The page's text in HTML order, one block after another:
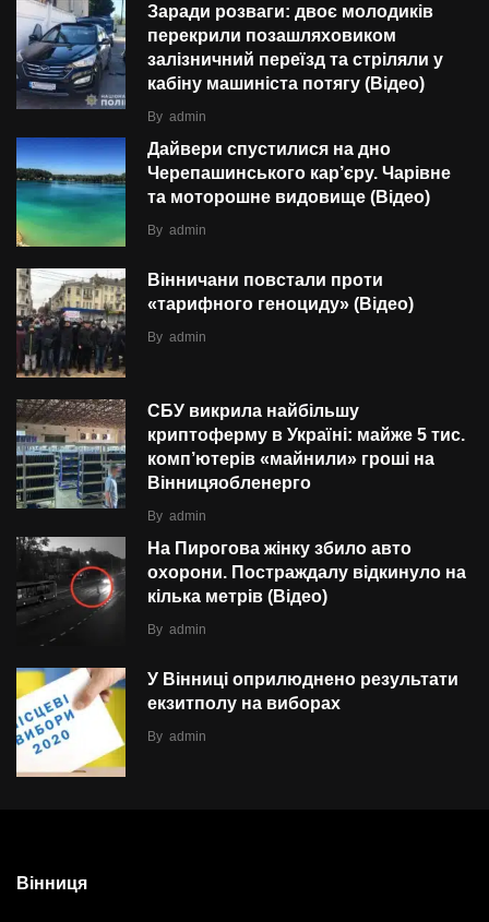
Заради розваги: двоє молодиків
перекрили позашляховиком
залізничний переїзд та стріляли у
кабіну машиніста потягу (Відео)
By admin
Дайвери спустилися на дно
Черепашинського кар’єру. Чарівне
та моторошне видовище (Відео)
By admin
Вінничани повстали проти
«тарифного геноциду» (Відео)
By admin
СБУ викрила найбільшу
криптоферму в Україні: майже 5 тис.
комп’ютерів «майнили» гроші на
Вінницяобленерго
By admin
На Пирогова жінку збило авто
охорони. Постраждалу відкинуло на
кілька метрів (Відео)
By admin
У Вінниці оприлюднено результати
екзитполу на виборах
By admin
Вінниця